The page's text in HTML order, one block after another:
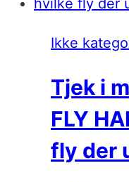
Ikke
Tjek i
FLY
fly der